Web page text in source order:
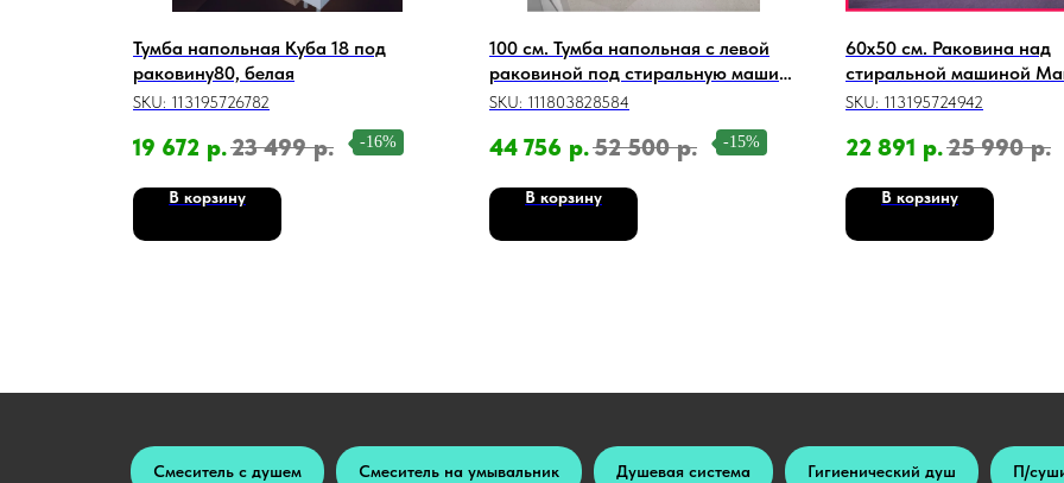
Тумба напольная Куба 18 под
раковину80, белая
SKU: 113195726782
19 672 р.23 499 р. -16%
В корзину
100 см. Тумба напольная с левой
раковиной под стиральную машину
Orange OPTIMA OP-40TUW+RAL,
SKU: 111803828584
44 756 р.52 500 р. -15%
В корзину
60х50 см. Раковина над
стиральной машиной
SKU: 113195724942
22 891 р.25 990 р.
В корзину
Смеситель с душем Смеситель на умывальник Душевая система Гигиенический душ П/